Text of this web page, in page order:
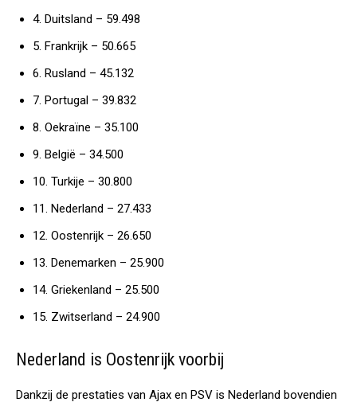
4. Duitsland – 59.498
5. Frankrijk – 50.665
6. Rusland – 45.132
7. Portugal – 39.832
8. Oekraïne – 35.100
9. België – 34.500
10. Turkije – 30.800
11. Nederland – 27.433
12. Oostenrijk – 26.650
13. Denemarken – 25.900
14. Griekenland – 25.500
15. Zwitserland – 24.900
Nederland is Oostenrijk voorbij
Dankzij de prestaties van Ajax en PSV is Nederland bovendien